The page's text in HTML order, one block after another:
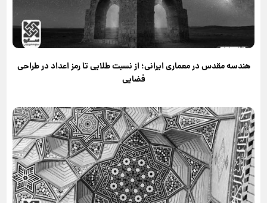
هندسه مقدس در معماری ایرانی؛ از نسبت طلایی تا رمز اعداد در طراحی
فضایی